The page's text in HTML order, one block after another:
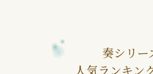
奏シリー
人気ランキン